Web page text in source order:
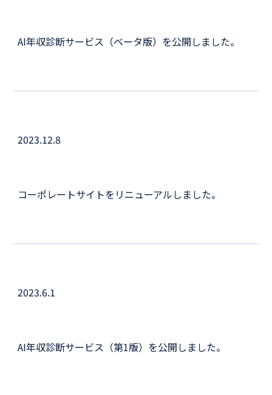
AI年収診断サービス（ベータ版）を公開しました。
2023.12.8
コーポレートサイトをリニューアルしました。
2023.6.1
AI年収診断サービス（第1版）を公開しました。